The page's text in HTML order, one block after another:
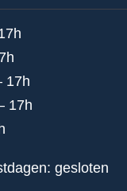
17h
17h
gesloten